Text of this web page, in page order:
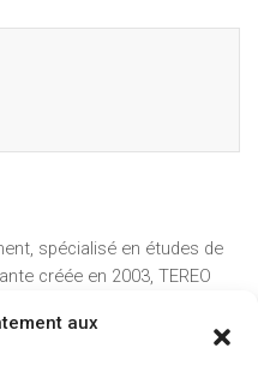
aux
spécialisé en études de
créée en 2003, TEREO
le Centre et le Sud-Est.